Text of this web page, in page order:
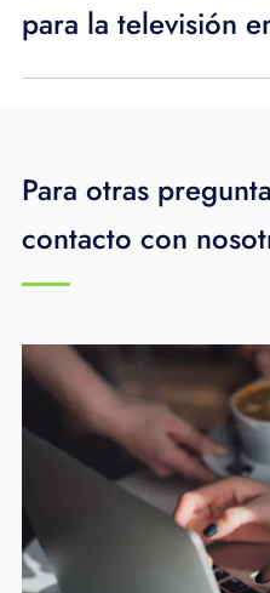
para la televisión
Para otras
contacto con